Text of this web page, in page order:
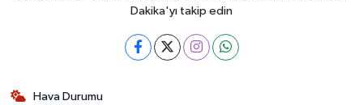
Dakika'yı takip edin
Hava Durumu